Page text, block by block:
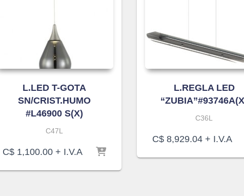
L.LED T-GOTA
SN/CRIST.HUMO
#L46900 S(X)
C47L
C$1,100.00+ I.V.A
L.REGLA LED
C36L
C$ 8,929.04 + I.V.A